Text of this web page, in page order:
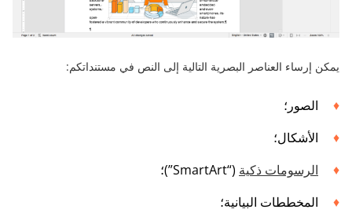
يمكن إرساء العناصر البصرية التالية إلى النص في مستنداتكم:
الصور؛
الأشكال؛
الرسومات ذكية (“SmartArt”)؛
المخططات البيانية؛